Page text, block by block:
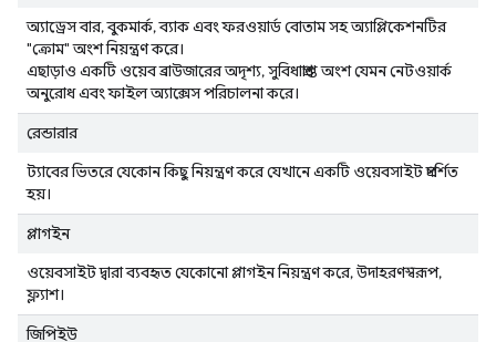
অ্যাড্রেস বার, বুকমার্ক, ব্যাক এবং ফরওয়ার্ড বোতাম সহ অ্যাপ্লিকেশনটির
"ক্রোম" অংশ নিয়ন্ত্রণ করে।
এছাড়াও একটি ওয়েব ব্রাউজারের অদৃশ্য, সুবিধাপ্রাপ্ত অংশ যেমন নেটওয়ার্ক
অনুরোধ এবং ফাইল অ্যাক্সেস পরিচালনা করে।
রেন্ডারার
ট্যাবের ভিতরে যেকোন কিছু নিয়ন্ত্রণ করে যেখানে একটি ওয়েবসাইট প্রদর্শিত
হয়।
প্লাগইন
ওয়েবসাইট দ্বারা ব্যবহৃত যেকোনো প্লাগইন নিয়ন্ত্রণ করে, উদাহরণস্বরূপ,
ফ্ল্যাশ।
জিপিইউ